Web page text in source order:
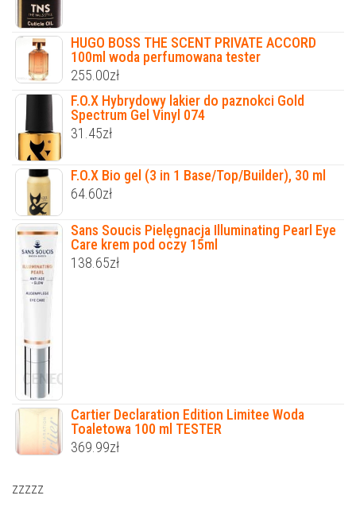
HUGO BOSS THE SCENT PRIVATE ACCORD
100ml woda perfumowana tester
255.00zł
F.O.X Hybrydowy lakier do paznokci Gold
Spectrum Gel Vinyl 074
31.45zł
F.O.X Bio gel (3 in 1 Base/Top/Builder), 30 ml
64.60zł
Sans Soucis Pielęgnacja Illuminating Pearl Eye
Care krem pod oczy 15ml
138.65zł
Cartier Declaration Edition Limitee Woda
Toaletowa 100 ml TESTER
369.99zł
zzzzz